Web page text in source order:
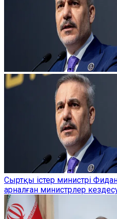
Сыртқы істер министрі
арналған министрлер